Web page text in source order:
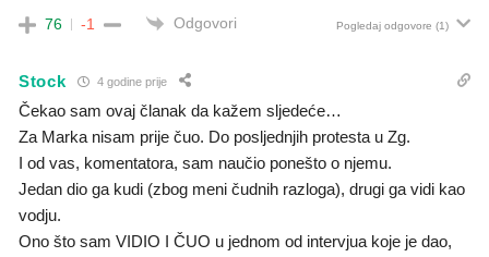
76 -1 Odgovori Pogledaj odgovore (1)
Stock 4 godine prije
Čekao sam ovaj članak da kažem sljedeće…
Za Marka nisam prije čuo. Do posljednjih protesta u Zg.
I od vas, komentatora, sam naučio ponešto o njemu.
Jedan dio ga kudi (zbog meni čudnih razloga), drugi ga vidi kao
vodju.
Ono što sam VIDIO I ČUO u jednom od intervjua koje je dao,